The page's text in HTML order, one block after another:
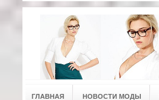
ГЛАВНАЯ НОВОСТИ МОДЫ